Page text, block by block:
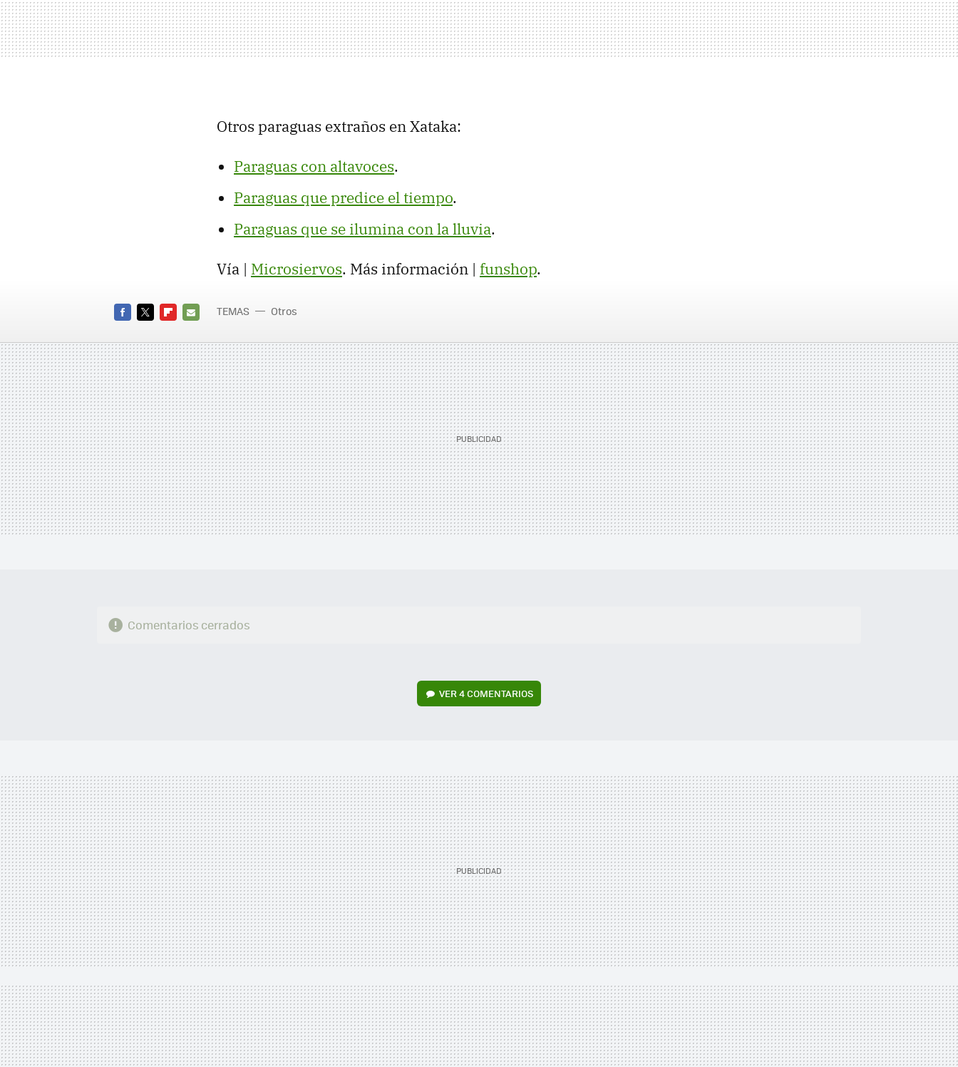
Otros paraguas extraños en Xataka:
Paraguas con altavoces.
Paraguas que predice el tiempo.
Paraguas que se ilumina con la lluvia.
Vía | Microsiervos. Más información | funshop.
MAIL
TEMAS Otros
Comentarios cerrados
VER4 COMENTARIOS